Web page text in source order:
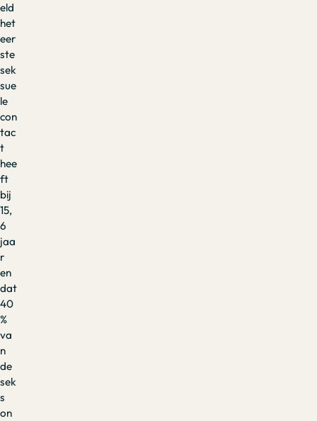
eld
het
eer
ste
sek
sue
le
con
tac
t
hee
ft
bij
15,
6
jaa
r
en
dat
40
%
va
n
de
sek
s
on